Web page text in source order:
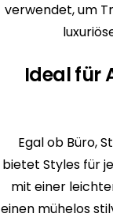
verwendet, um
Ideal für
Egal ob Büro,
bietet Styles für
mit einer
einen mühelos